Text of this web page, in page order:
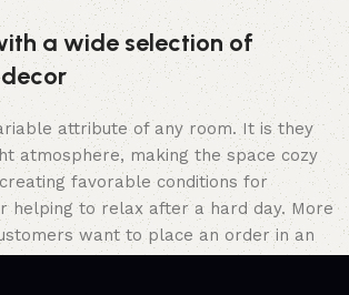
a wide selection of
attribute of any room. It is they
atmosphere, making the space cozy
favorable conditions for
helping to relax after a hard day. More
want to place an order in an
you can sit down at the computer in your